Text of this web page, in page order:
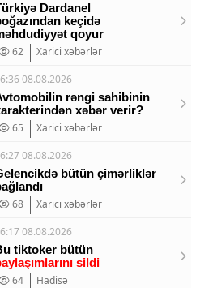
Dardanel
keçidə
qoyur
62
Xarici xəbərlər
08.08.2026
rəngi sahibinin
xəbər verir?
65
Xarici xəbərlər
08.08.2026
bütün çimərliklər
68
Xarici xəbərlər
08.08.2026
tiktoker bütün
sildi
64
Hadisə